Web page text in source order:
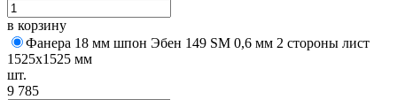
в корзину
Фанера 18 мм шпон Эбен 149 SM 0,6 мм 2 стороны лист
1525х1525 мм
шт.
9 785